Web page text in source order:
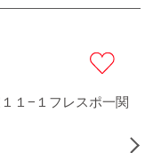
１−１フレスポ一関